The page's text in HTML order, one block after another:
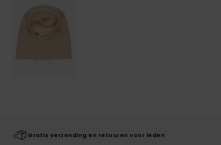
Gratis verzending en retouren voor leden